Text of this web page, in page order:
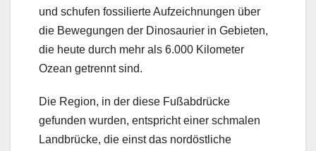
und schufen fossilierte Aufzeichnungen über
die Bewegungen der Dinosaurier in Gebieten,
die heute durch mehr als 6.000 Kilometer
Ozean getrennt sind.
Die Region, in der diese Fußabdrücke
gefunden wurden, entspricht einer schmalen
Landbrücke, die einst das nordöstliche